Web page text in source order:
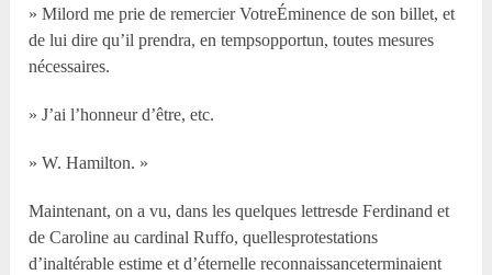
» Milord me prie de remercier VotreÉminence de son billet, et
de lui dire qu’il prendra, en tempsopportun, toutes mesures
nécessaires.
» J’ai l’honneur d’être, etc.
» W. Hamilton. »
Maintenant, on a vu, dans les quelques lettresde Ferdinand et
de Caroline au cardinal Ruffo, quellesprotestations
d’inaltérable estime et d’éternelle reconnaissanceterminaient